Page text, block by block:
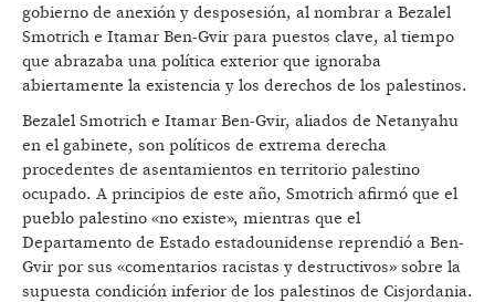
gobierno de anexión y desposesión, al nombrar a Bezalel
Smotrich e Itamar Ben-Gvir para puestos clave, al tiempo
que abrazaba una política exterior que ignoraba
abiertamente la existencia y los derechos de los palestinos.
Bezalel Smotrich e Itamar Ben-Gvir, aliados de Netanyahu
en el gabinete, son políticos de extrema derecha
procedentes de asentamientos en territorio palestino
ocupado. A principios de este año, Smotrich afirmó que el
pueblo palestino «no existe», mientras que el
Departamento de Estado estadounidense reprendió a Ben-
Gvir por sus «comentarios racistas y destructivos» sobre la
supuesta condición inferior de los palestinos de Cisjordania.